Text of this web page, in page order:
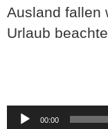
Ausland fallen
Urlaub
Audio-
Player
00:00